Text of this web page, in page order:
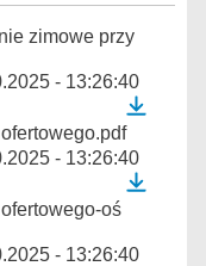
zimowe przy
- 13:26:40
- 13:26:40
oś
- 13:26:40